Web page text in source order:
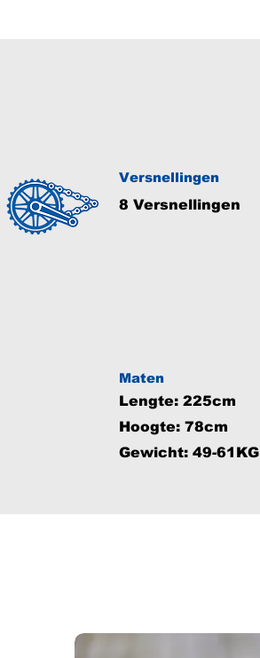
Versnellingen
8 Versnellingen
Maten
Lengte: 225cm
Hoogte: 78cm
Gewicht: 49-61KG